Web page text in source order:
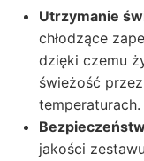
Utrzymanie
chłodzące
dzięki czemu
świeżość
temperaturach.
jakości